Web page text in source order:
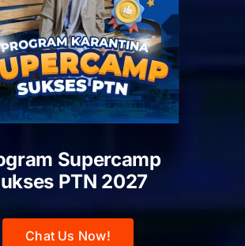
Supercamp
PTN 2027
Chat Us Now!